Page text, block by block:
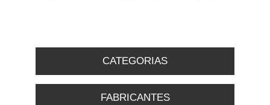
CATEGORIAS
FABRICANTES